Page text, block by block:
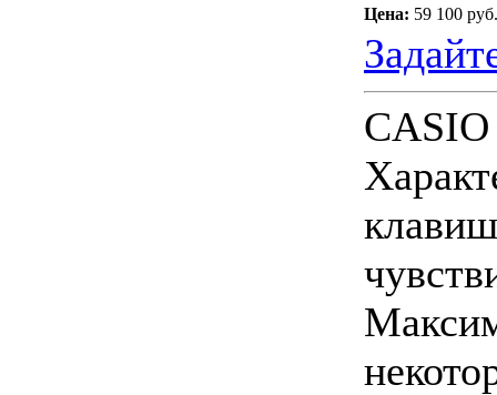
Цена: 59 100 руб.
CASIO